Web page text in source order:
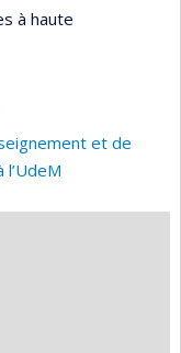
à haute
et de